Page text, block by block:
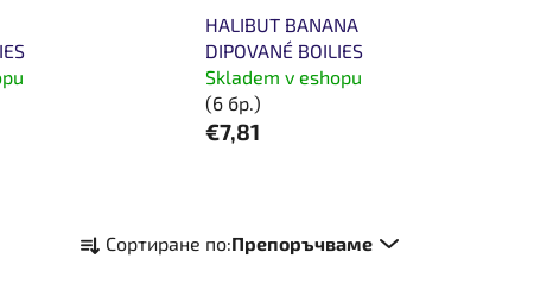
HALIBUT BANANA
DIPOVANÉ BOILIES
Skladem v eshopu
(6 бр.)
€7,81
о Сортиране по:Препоръчваме